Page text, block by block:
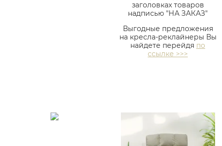
заголовках товаров
надписью "НА ЗАКАЗ"
Выгодные предложения
на кресла-реклайнеры Вы
найдете перейдя по
ссылке >>>